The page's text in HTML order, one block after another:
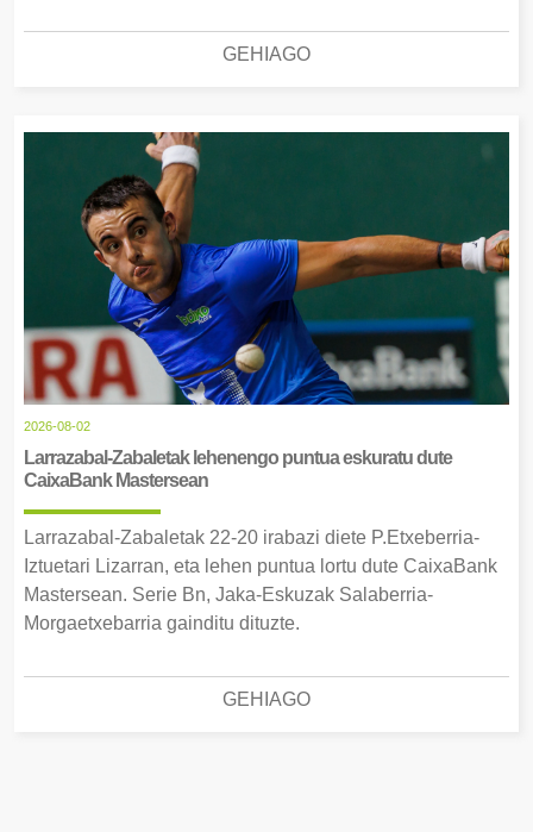
GEHIAGO
2026-08-02
Larrazabal-Zabaletak lehenengo puntua eskuratu dute
CaixaBank Mastersean
Larrazabal-Zabaletak 22-20 irabazi diete P.Etxeberria-
Iztuetari Lizarran, eta lehen puntua lortu dute CaixaBank
Mastersean. Serie Bn, Jaka-Eskuzak Salaberria-
Morgaetxebarria gainditu dituzte.
GEHIAGO